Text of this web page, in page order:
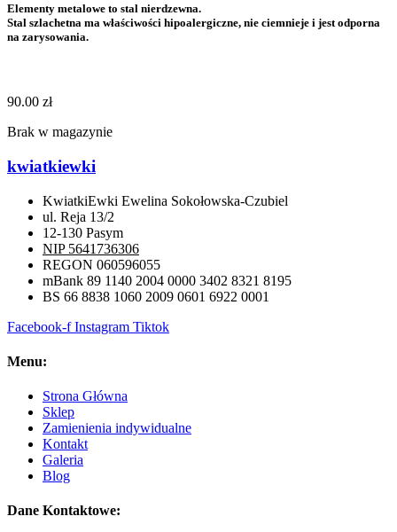
Elementy metalowe to stal nierdzewna.
Stal szlachetna ma właściwości hipoalergiczne, nie ciemnieje i jest odporna
na zarysowania.
90.00 zł
Brak w magazynie
kwiatkiewki
KwiatkiEwki Ewelina Sokołowska-Czubiel
ul. Reja 13/2
12-130 Pasym
NIP 5641736306
REGON 060596055
mBank 89 1140 2004 0000 3402 8321 8195
BS 66 8838 1060 2009 0601 6922 0001
Facebook-f Instagram Tiktok
Menu:
Strona Główna
Sklep
Zamienienia indywidualne
Kontakt
Galeria
Blog
Dane Kontaktowe: